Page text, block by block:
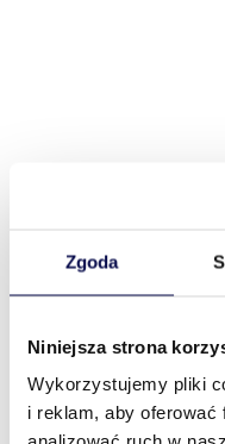
Zgoda
Niniejsza strona
Wykorzystujemy pliki
i reklam, aby oferować